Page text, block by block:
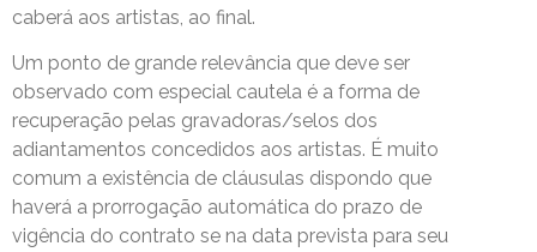
caberá aos artistas, ao final.
Um ponto de grande relevância que deve ser
observado com especial cautela é a forma de
recuperação pelas gravadoras/selos dos
adiantamentos concedidos aos artistas. É muito
comum a existência de cláusulas dispondo que
haverá a prorrogação automática do prazo de
vigência do contrato se na data prevista para seu